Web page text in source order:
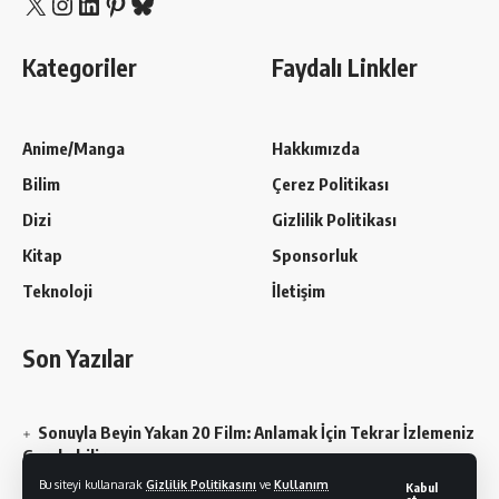
Bu siteyi kullanarak Gizlilik Politikasını ve Kullanım
Kabul
Kategoriler
Anime/Manga
Bilim
Dizi
Kitap
Teknoloji
Faydalı Linkler
Hakkımızda
Çerez Politikası
Gizlilik Politikası
Sponsorluk
İletişim
Son Yazılar
Sonuyla Beyin Yakan 20 Film: Anlamak İçin Tekrar İzlemeniz
Gerekebilir